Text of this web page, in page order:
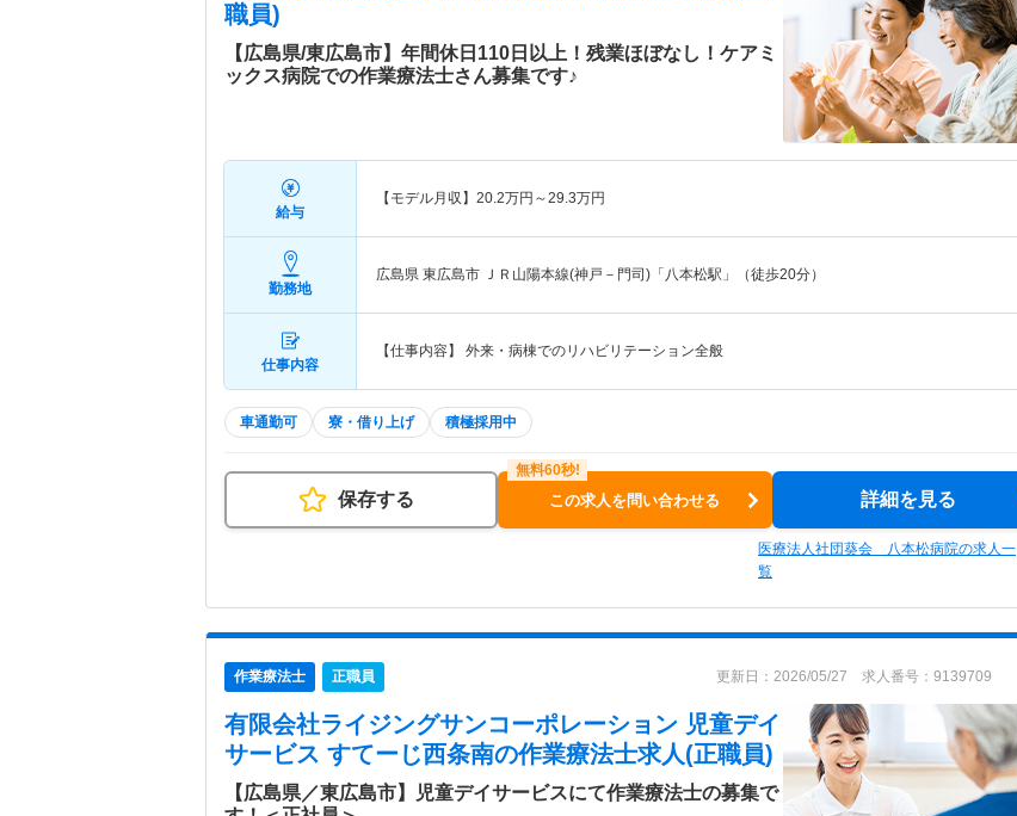
職員)
【広島県/東広島市】年間休日110日以上！残業ほぼなし！ケアミ
ックス病院での作業療法士さん募集です♪
給与
【モデル月収】 20.2万円～29.3万円
勤務地
広島県 東広島市 ＪＲ山陽本線(神戸－門司)「八本松駅」（徒歩20分）
仕事内容
【仕事内容】 外来・病棟でのリハビリテーション全般
車通勤可 寮・借り上げ 積極採用中
保存する この求人を問い合わせる 詳細を見る
医療法人社団葵会 八本松病院の求人一
覧
作業療法士 正職員 更新日：2026/05/27 求人番号：9139709
有限会社ライジングサンコーポレーション 児童デイ
サービス すてーじ西条南の作業療法士求人(正職員)
【広島県／東広島市】児童デイサービスにて作業療法士の募集で